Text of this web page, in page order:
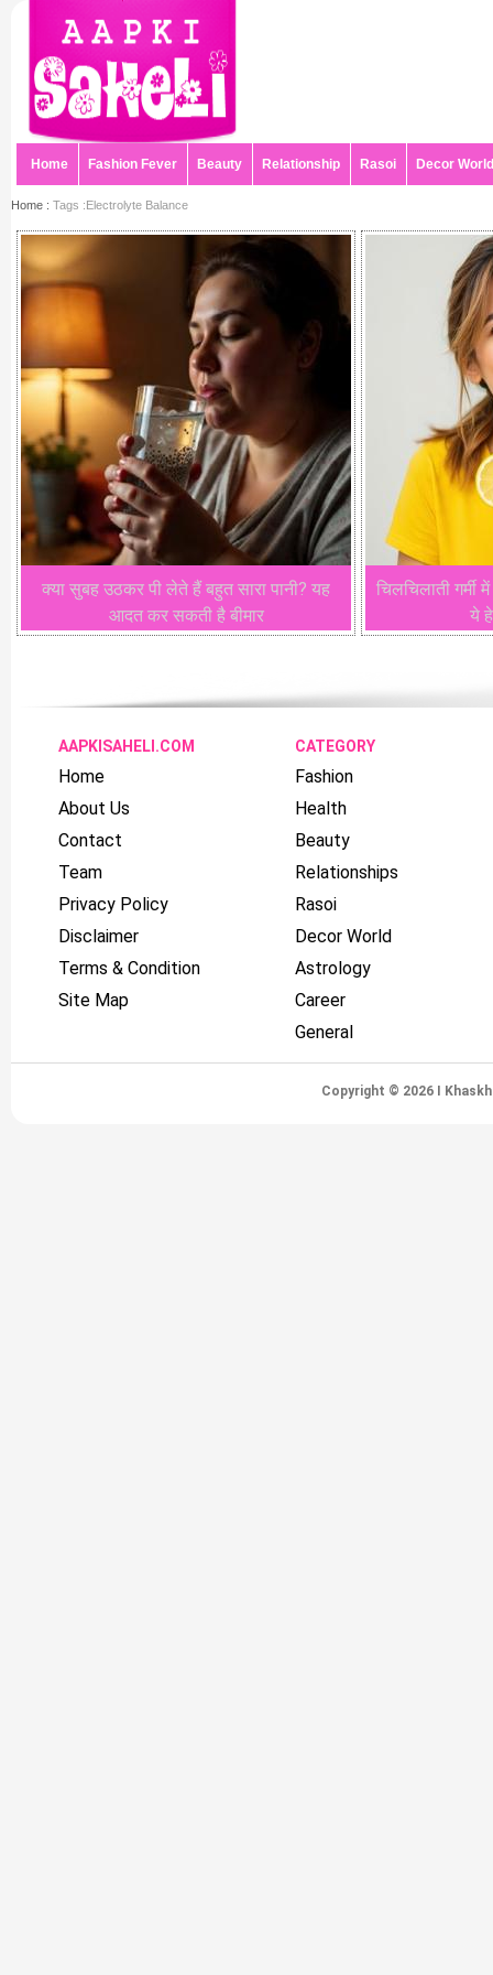
Home Fashion Fever Beauty Relationship Rasoi Decor World
Home : Tags :Electrolyte Balance
क्या सुबह उठकर पी लेते हैं बहुत सारा पानी? यह
आदत कर सकती है बीमार
चिलचिलाती
ये
AAPKISAHELI.COM
Home
About Us
Contact
Team
Privacy Policy
Disclaimer
Terms & Condition
Site Map
CATEGORY
Fashion
Health
Beauty
Relationships
Rasoi
Decor World
Astrology
Career
General
Copyright © 2026 I